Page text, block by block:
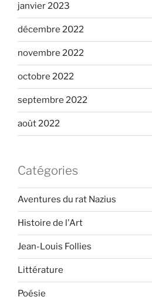
janvier 2023
décembre 2022
novembre 2022
octobre 2022
septembre 2022
août 2022
Catégories
Aventures du rat Nazius
Histoire de l'Art
Jean-Louis Follies
Littérature
Poésie